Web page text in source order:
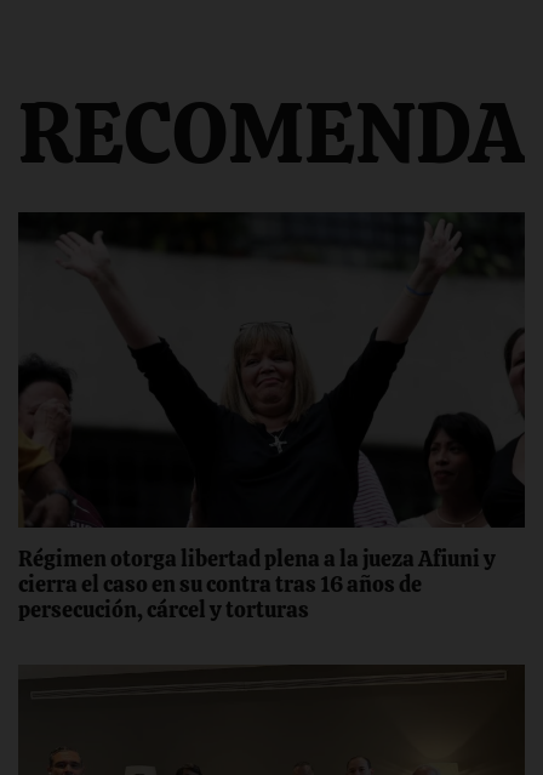
Régimen otorga libertad plena a la jueza Afiuni y
cierra el caso en su contra tras 16 años de
persecución, cárcel y torturas